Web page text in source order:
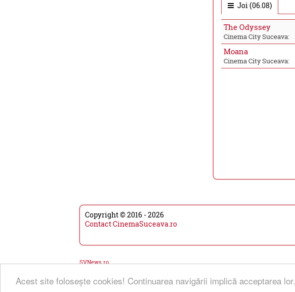
Acest site foloseşte cookies! Continuarea navigării implică acceptarea lor.
Joi (06.08)
The Odyssey
Cinema City Suceava:
Moana
Cinema City Suceava:
Copyright © 2016 - 2026
Contact CinemaSuceava.ro
SVNews.ro